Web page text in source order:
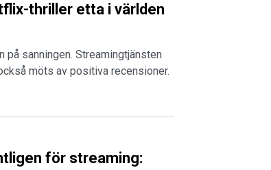
thriller etta i världen
sanningen. Streamingtjänsten
möts av positiva recensioner.
för streaming: